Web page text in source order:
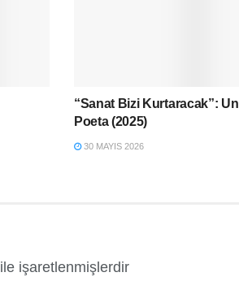
“Sanat Bizi Kurtaracak”: Un
Poeta (2025)
30 MAYIS 2026
ile işaretlenmişlerdir